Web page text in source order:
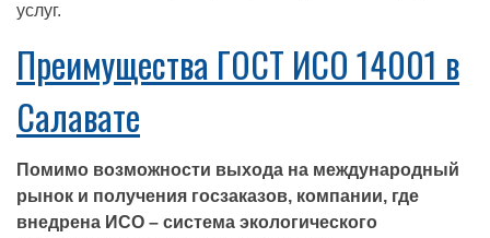
услуг.
Преимущества ГОСТ ИСО 14001 в
Салавате
Помимо возможности выхода на международный
рынок и получения госзаказов, компании, где
внедрена ИСО – система экологического